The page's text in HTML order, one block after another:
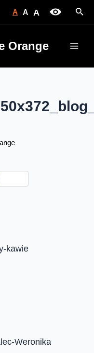
A A A
Orange
kawie
Weronika